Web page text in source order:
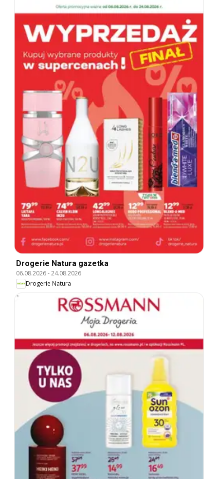
Drogerie Natura gazetka
06.08.2026-24.08.2026
Drogerie Natura